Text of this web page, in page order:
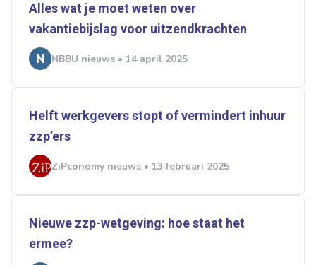
Alles wat je moet weten over
vakantiebijslag voor uitzendkrachten
NBBU nieuws • 14 april 2025
Helft werkgevers stopt of vermindert inhuur
zzp’ers
ZiPconomy nieuws • 13 februari 2025
Nieuwe zzp-wetgeving: hoe staat het
ermee?